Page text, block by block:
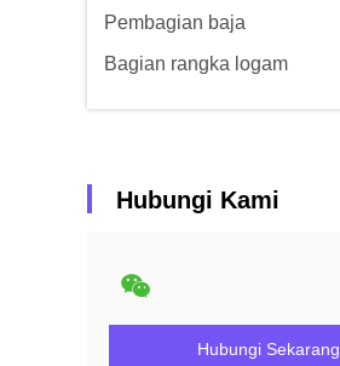
Pembagian baja
Bagian rangka logam
Hubungi Kami
Hubungi Sekarang